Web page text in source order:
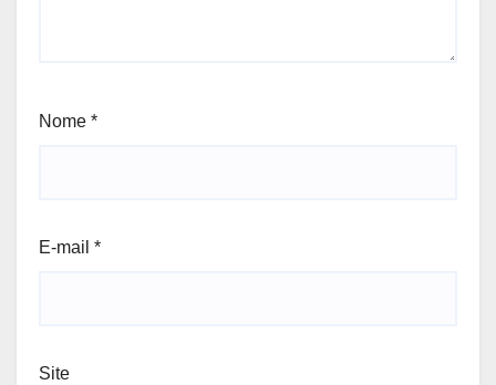
Nome *
E-mail *
Site